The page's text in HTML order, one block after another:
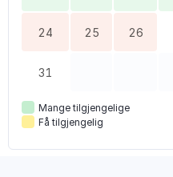
24 25 26
31
Mange tilgjengelige
Få tilgjengelig